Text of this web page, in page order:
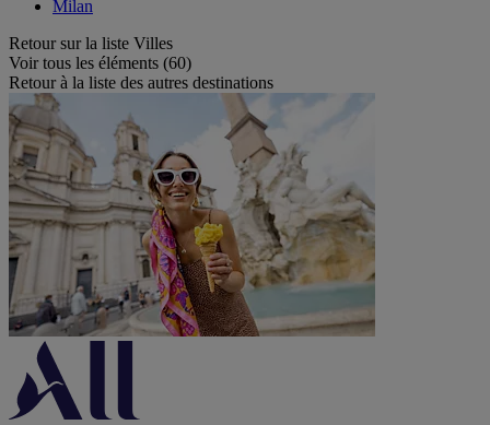
Milan
Retour sur la liste Villes
Voir tous les éléments (60)
Retour à la liste des autres destinations